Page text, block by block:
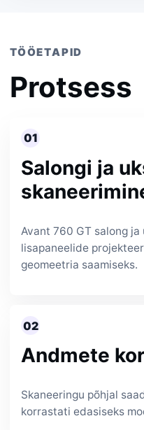
TÖÖETAPID
Protsess
01
Salongi ja
Avant 760 GT salong
lisapaneelide
geomeetria saamiseks.
02
Andmete
Skaneeringu põhjal
korrastati edasiseks